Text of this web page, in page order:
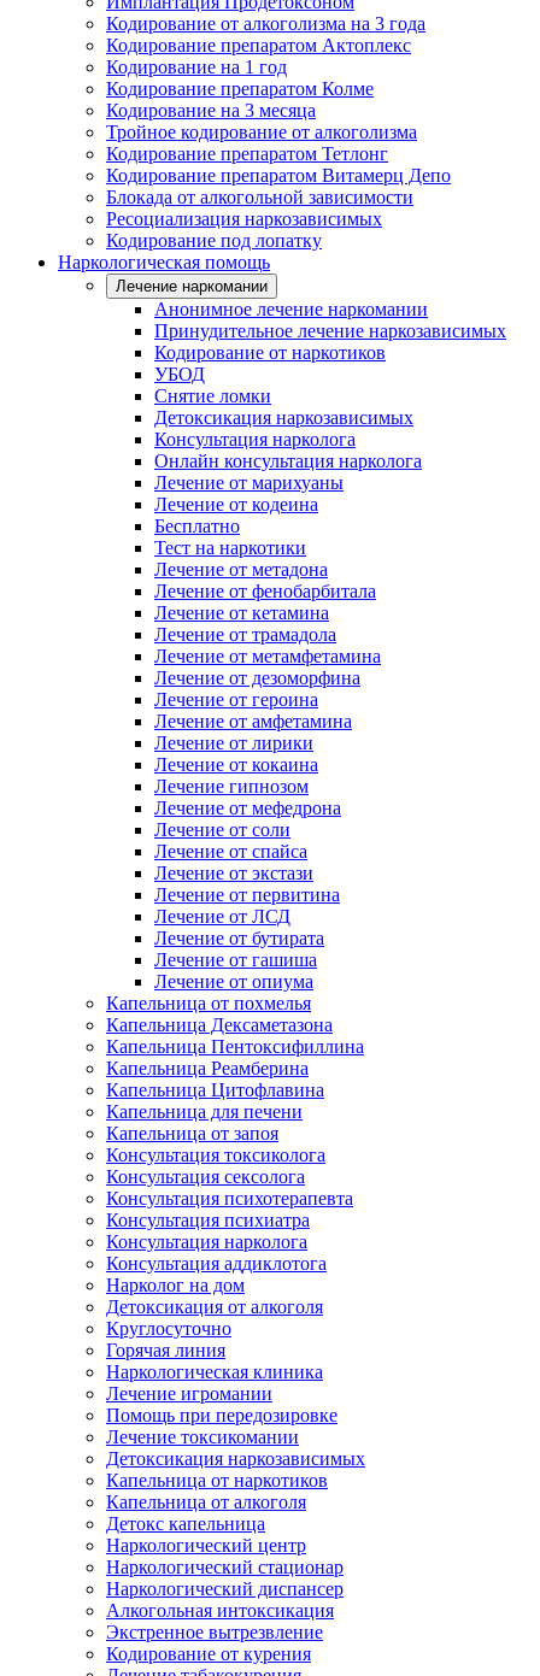
Кодирование от алкоголизма на 3 года
Кодирование препаратом Актоплекс
Кодирование на 1 год
Кодирование препаратом Колме
Кодирование на 3 месяца
Тройное кодирование от алкоголизма
Кодирование препаратом Тетлонг
Кодирование препаратом Витамерц Депо
Блокада от алкогольной зависимости
Ресоциализация наркозависимых
Кодирование под лопатку
Наркологическая помощь
Лечение наркомании
Анонимное лечение наркомании
Принудительное лечение наркозависимых
Кодирование от наркотиков
УБОД
Снятие ломки
Детоксикация наркозависимых
Консультация нарколога
Онлайн консультация нарколога
Лечение от марихуаны
Лечение от кодеина
Бесплатно
Тест на наркотики
Лечение от метадона
Лечение от фенобарбитала
Лечение от кетамина
Лечение от трамадола
Лечение от метамфетамина
Лечение от дезоморфина
Лечение от героина
Лечение от амфетамина
Лечение от лирики
Лечение от кокаина
Лечение гипнозом
Лечение от мефедрона
Лечение от соли
Лечение от спайса
Лечение от экстази
Лечение от первитина
Лечение от ЛСД
Лечение от бутирата
Лечение от гашиша
Лечение от опиума
Капельница от похмелья
Капельница Дексаметазона
Капельница Пентоксифиллина
Капельница Реамберина
Капельница Цитофлавина
Капельница для печени
Капельница от запоя
Консультация токсиколога
Консультация сексолога
Консультация психотерапевта
Консультация психиатра
Консультация нарколога
Консультация аддиклотога
Нарколог на дом
Детоксикация от алкоголя
Круглосуточно
Горячая линия
Наркологическая клиника
Лечение игромании
Помощь при передозировке
Лечение токсикомании
Детоксикация наркозависимых
Капельница от наркотиков
Капельница от алкоголя
Детокс капельница
Наркологический центр
Наркологический стационар
Наркологический диспансер
Алкогольная интоксикация
Экстренное вытрезвление
Кодирование от курения